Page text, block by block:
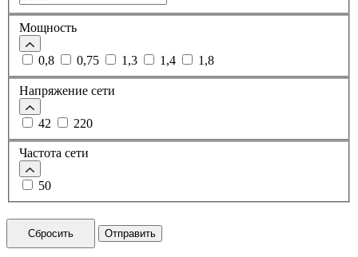
Мощность
0,8 0,75 1,3 1,4 1,8
Напряжение сети
42 220
Частота сети
50
Сбросить Отправить